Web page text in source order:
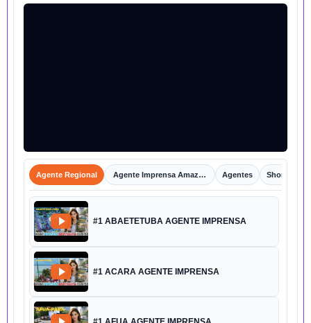
Agente Regional Agente Imprensa Amazônica Agentes Shorts
#1 ABAETETUBA AGENTE IMPRENSA
#1 ACARA AGENTE IMPRENSA